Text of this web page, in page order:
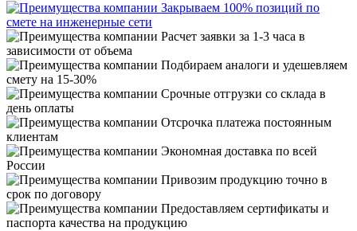
Закрываем 100% позиций по
смете на инженерные сети
Расчет заявки за 1-3 часа в
зависимости от объема
Подбираем аналоги и удешевляем
смету на 15-30%
Срочные отгрузки со склада в
день оплаты
Отсрочка платежа постоянным
клиентам
Экономная доставка по всей
России
Привозим продукцию точно в
срок по договору
Предоставляем сертификаты и
паспорта качества на продукцию